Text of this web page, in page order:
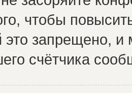
чтобы
запрещено, и
счётчика